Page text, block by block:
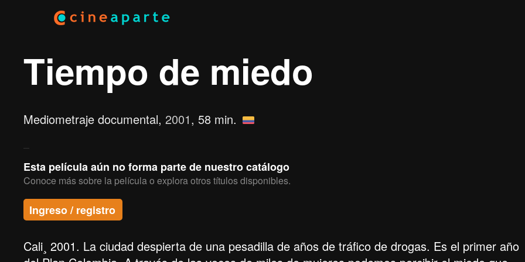
Tiempo de miedo
Mediometraje documental, 2001, 58 min.
Esta película aún no forma parte de nuestro catálogo
Conoce más sobre la película o explora otros títulos disponibles.
Ingreso / registro
Cali¸ 2001. La ciudad despierta de una pesadilla de años de tráfico de drogas. Es el primer año